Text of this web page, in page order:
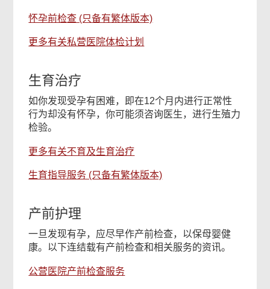
怀孕前检查 (只备有繁体版本)
更多有关私营医院体检计划
生育治疗
如你发现受孕有困难，即在12个月内进行正常性
行为却没有怀孕，你可能须咨询医生，进行生殖力
检验。
更多有关不育及生育治疗
生育指导服务 (只备有繁体版本)
产前护理
一旦发现有孕，应尽早作产前检查，以保母婴健
康。以下连结载有产前检查和相关服务的资讯。
公营医院产前检查服务